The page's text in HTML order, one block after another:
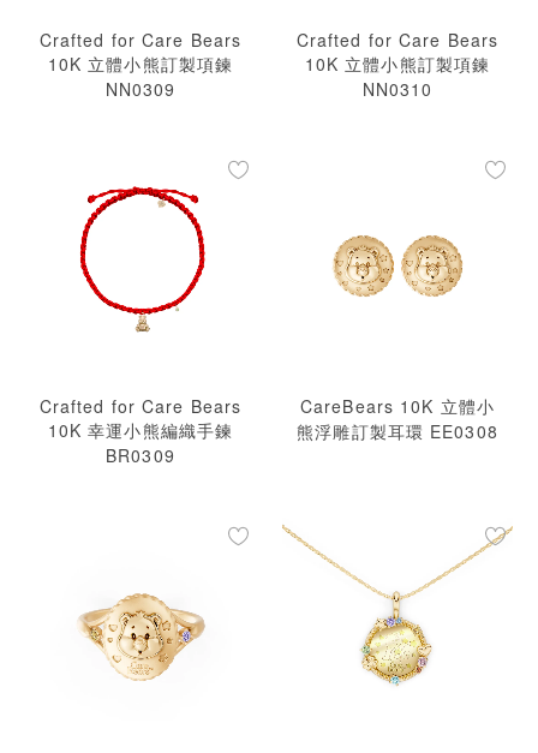
Crafted for Care Bears
10K 立體小熊訂製項鍊
NN0309
Crafted for Care Bears
10K 立體小熊訂製項鍊
NN0310
Crafted for Care Bears
10K 幸運小熊編織手鍊
BR0309
CareBears 10K 立體小
熊浮雕訂製耳環 EE0308